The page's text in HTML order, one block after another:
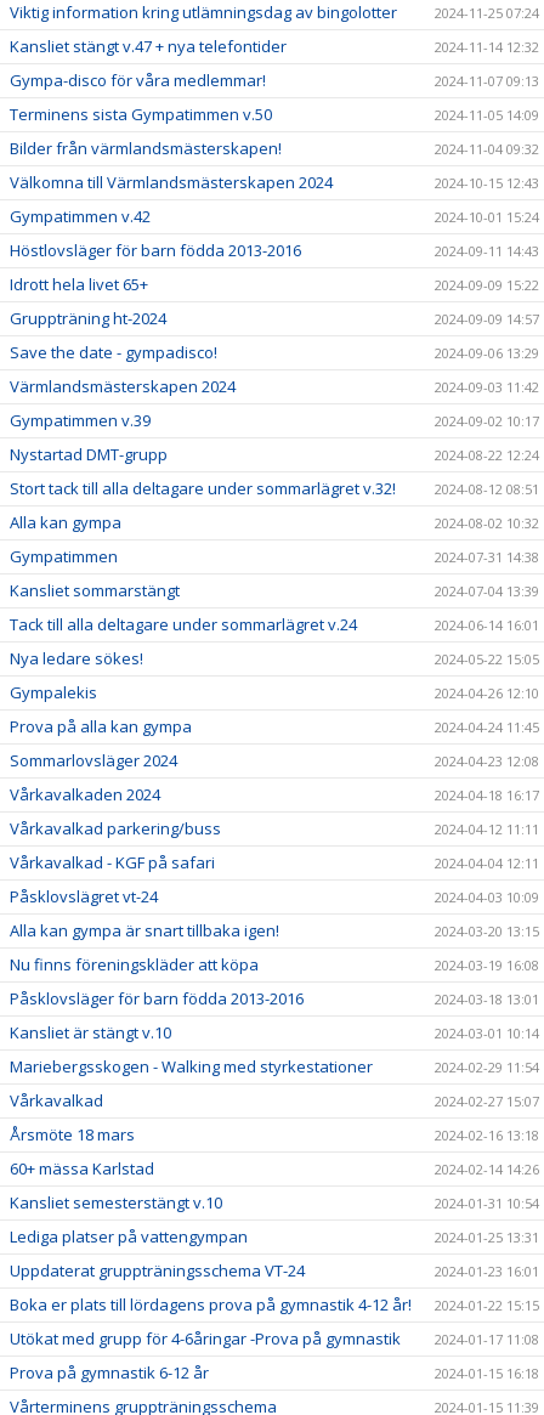
Viktig information kring utlämningsdag av bingolotter 2024-11-25 07:24
Kansliet stängt v.47 + nya telefontider 2024-11-14 12:32
Gympa-disco för våra medlemmar! 2024-11-07 09:13
Terminens sista Gympatimmen v.50 2024-11-05 14:09
Bilder från värmlandsmästerskapen! 2024-11-04 09:32
Välkomna till Värmlandsmästerskapen 2024 2024-10-15 12:43
Gympatimmen v.42 2024-10-01 15:24
Höstlovsläger för barn födda 2013-2016 2024-09-11 14:43
Idrott hela livet 65+ 2024-09-09 15:22
Gruppträning ht-2024 2024-09-09 14:57
Save the date - gympadisco! 2024-09-06 13:29
Värmlandsmästerskapen 2024 2024-09-03 11:42
Gympatimmen v.39 2024-09-02 10:17
Nystartad DMT-grupp 2024-08-22 12:24
Stort tack till alla deltagare under sommarlägret v.32! 2024-08-12 08:51
Alla kan gympa 2024-08-02 10:32
Gympatimmen 2024-07-31 14:38
Kansliet sommarstängt 2024-07-04 13:39
Tack till alla deltagare under sommarlägret v.24 2024-06-14 16:01
Nya ledare sökes! 2024-05-22 15:05
Gympalekis 2024-04-26 12:10
Prova på alla kan gympa 2024-04-24 11:45
Sommarlovsläger 2024 2024-04-23 12:08
Vårkavalkaden 2024 2024-04-18 16:17
Vårkavalkad parkering/buss 2024-04-12 11:11
Vårkavalkad - KGF på safari 2024-04-04 12:11
Påsklovslägret vt-24 2024-04-03 10:09
Alla kan gympa är snart tillbaka igen! 2024-03-20 13:15
Nu finns föreningskläder att köpa 2024-03-19 16:08
Påsklovsläger för barn födda 2013-2016 2024-03-18 13:01
Kansliet är stängt v.10 2024-03-01 10:14
Mariebergsskogen - Walking med styrkestationer 2024-02-29 11:54
Vårkavalkad 2024-02-27 15:07
Årsmöte 18 mars 2024-02-16 13:18
60+ mässa Karlstad 2024-02-14 14:26
Kansliet semesterstängt v.10 2024-01-31 10:54
Lediga platser på vattengympan 2024-01-25 13:31
Uppdaterat gruppträningsschema VT-24 2024-01-23 16:01
Boka er plats till lördagens prova på gymnastik 4-12 år! 2024-01-22 15:15
Utökat med grupp för 4-6åringar -Prova på gymnastik 2024-01-17 11:08
Prova på gymnastik 6-12 år 2024-01-15 16:18
Vårterminens gruppträningsschema 2024-01-15 11:39